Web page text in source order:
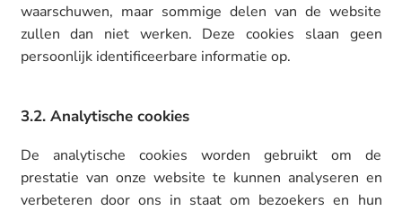
waarschuwen, maar sommige delen van de website
zullen dan niet werken. Deze cookies slaan geen
persoonlijk identificeerbare informatie op.
3.2. Analytische cookies
De analytische cookies worden gebruikt om de
prestatie van onze website te kunnen analyseren en
verbeteren door ons in staat om bezoekers en hun